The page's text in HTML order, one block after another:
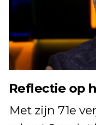
Reflectie op
Met zijn 71e